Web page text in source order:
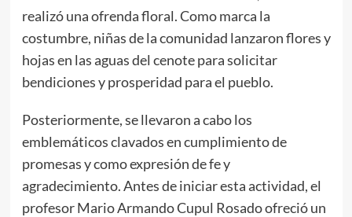
realizó una ofrenda floral. Como marca la
costumbre, niñas de la comunidad lanzaron flores y
hojas en las aguas del cenote para solicitar
bendiciones y prosperidad para el pueblo.
Posteriormente, se llevaron a cabo los
emblemáticos clavados en cumplimiento de
promesas y como expresión de fe y
agradecimiento. Antes de iniciar esta actividad, el
profesor Mario Armando Cupul Rosado ofreció un